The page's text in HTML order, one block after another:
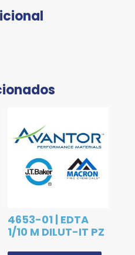
4653-01 | EDTA
1/10 M DILUT-IT PZ